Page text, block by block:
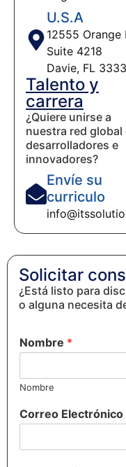
U.S.A
12555 Orange
Suite 4218
Davie, FL
Talento y
carrera
¿Quiere unirse a
nuestra red global
desarrolladores e
innovadores?
Envíe su
curriculo
Solicitar
¿Está listo para
o alguna necesita
Nombre *
Nombre
Correo Electrónico